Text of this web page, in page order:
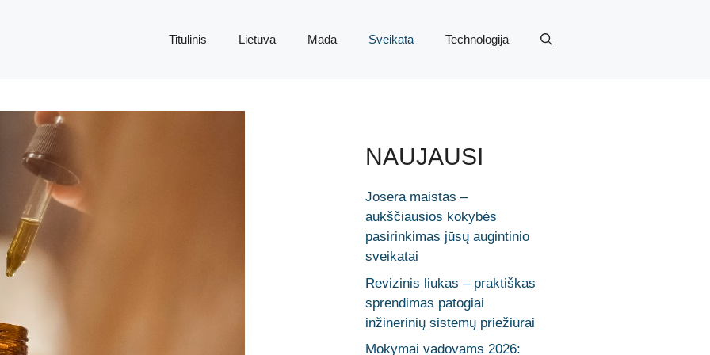
Titulinis Lietuva Mada Sveikata Technologija
NAUJAUSI
Josera maistas –
aukščiausios kokybės
pasirinkimas jūsų augintinio
sveikatai
Revizinis liukas – praktiškas
sprendimas patogiai
inžinerinių sistemų priežiūrai
Mokymai vadovams 2026: